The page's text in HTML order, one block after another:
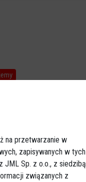
na przetwarzanie w
zapisywanych w tych
JML Sp. z o.o., z siedzibą
związanych z